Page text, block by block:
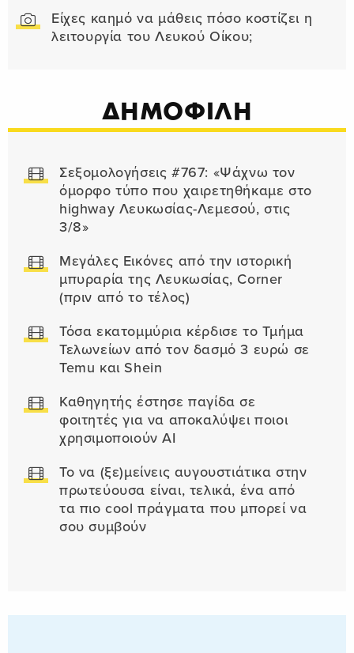
Είχες καημό να μάθεις πόσο κοστίζει η
λειτουργία του Λευκού Οίκου;
ΔΗΜΟΦΙΛΗ
Σεξομολογήσεις #767: «Ψάχνω τον
όμορφο τύπο που χαιρετηθήκαμε στο
highway Λευκωσίας-Λεμεσού, στις
3/8»
Μεγάλες Εικόνες από την ιστορική
μπυραρία της Λευκωσίας, Corner
(πριν από το τέλος)
Τόσα εκατομμύρια κέρδισε το Τμήμα
Τελωνείων από τον δασμό 3 ευρώ σε
Temu και Shein
Καθηγητής έστησε παγίδα σε
φοιτητές για να αποκαλύψει ποιοι
χρησιμοποιούν AI
Το να (ξε)μείνεις αυγουστιάτικα στην
πρωτεύουσα είναι, τελικά, ένα από
τα πιο cool πράγματα που μπορεί να
σου συμβούν